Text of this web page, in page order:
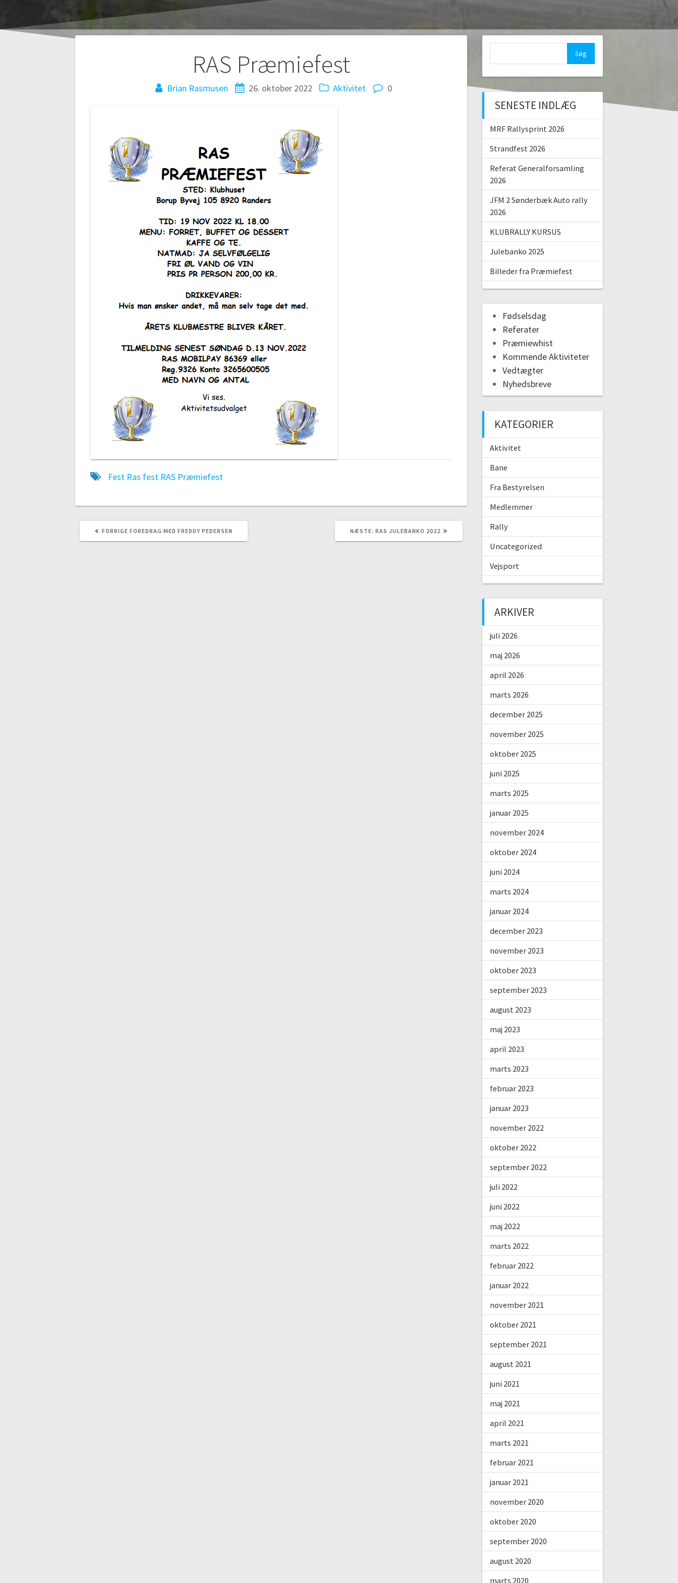
RAS Præmiefest
Brian Rasmusen 26. oktober 2022 Aktivitet 0
Fest Ras fest RAS Præmiefest
Indlægsnavigation
FORRIGE FORRIGE
FOREDRAG MED FREDDY PEDERSEN NÆSTE: NÆSTE
RAS JULEBANKO 2022
SENESTE INDLÆG
MRF Rallysprint 2026
Strandfest 2026
Referat Generalforsamling
2026
JFM 2 Sønderbæk Auto rally
2026
KLUBRALLY KURSUS
Julebanko 2025
Billeder fra Præmiefest
Fødselsdag
Referater
Præmiewhist
Kommende Aktiviteter
Vedtægter
Nyhedsbreve
KATEGORIER
Aktivitet
Bane
Fra Bestyrelsen
Medlemmer
Rally
Uncategorized
Vejsport
ARKIVER
juli 2026
maj 2026
april 2026
marts 2026
december 2025
november 2025
oktober 2025
juni 2025
marts 2025
januar 2025
november 2024
oktober 2024
juni 2024
marts 2024
januar 2024
december 2023
november 2023
oktober 2023
september 2023
august 2023
maj 2023
april 2023
marts 2023
februar 2023
januar 2023
november 2022
oktober 2022
september 2022
juli 2022
juni 2022
maj 2022
marts 2022
februar 2022
januar 2022
november 2021
oktober 2021
september 2021
august 2021
juni 2021
maj 2021
april 2021
marts 2021
februar 2021
januar 2021
november 2020
oktober 2020
september 2020
august 2020
marts 2020